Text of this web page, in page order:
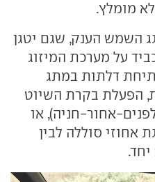
מומלץ.
השמש הענק, שגם יטגן
על מערכת המיזוג
דלתות במתג
הפעלת בקרת השיוט
אחור-חניה), או
אחוזי סוללה לבין